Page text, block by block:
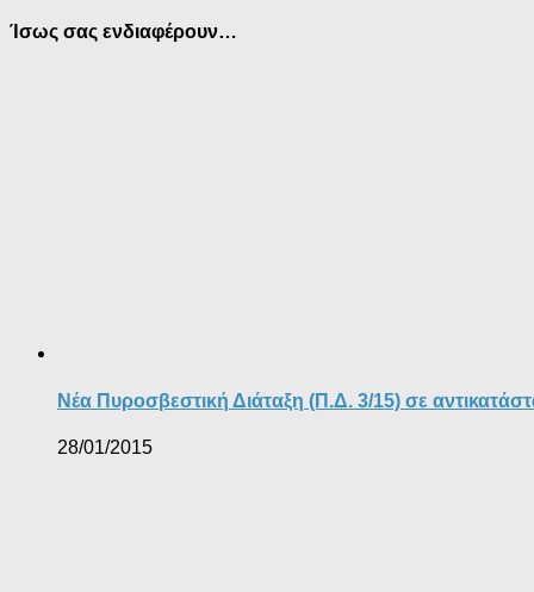
Ίσως σας ενδιαφέρουν…
Νέα Πυροσβεστική Διάταξη (Π.Δ. 3/15) σε
28/01/2015